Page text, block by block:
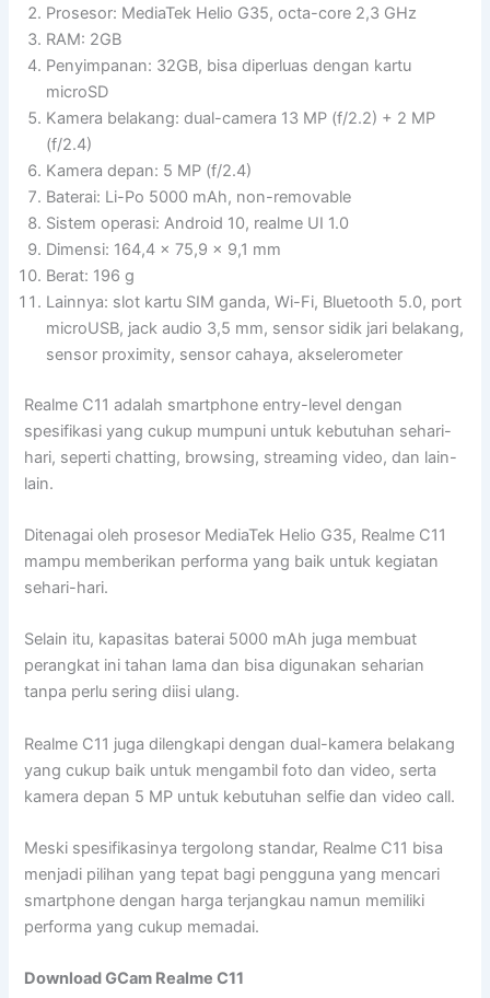
Prosesor: MediaTek Helio G35, octa-core 2,3 GHz
RAM: 2GB
Penyimpanan: 32GB, bisa diperluas dengan kartu
microSD
Kamera belakang: dual-camera 13 MP (f/2.2) + 2 MP
(f/2.4)
Kamera depan: 5 MP (f/2.4)
Baterai: Li-Po 5000 mAh, non-removable
Sistem operasi: Android 10, realme UI 1.0
Dimensi: 164,4 x 75,9 x 9,1 mm
Berat: 196 g
Lainnya: slot kartu SIM ganda, Wi-Fi, Bluetooth 5.0, port
microUSB, jack audio 3,5 mm, sensor sidik jari belakang,
sensor proximity, sensor cahaya, akselerometer
Realme C11 adalah smartphone entry-level dengan
spesifikasi yang cukup mumpuni untuk kebutuhan sehari-
hari, seperti chatting, browsing, streaming video, dan lain-
lain.
Ditenagai oleh prosesor MediaTek Helio G35, Realme C11
mampu memberikan performa yang baik untuk kegiatan
sehari-hari.
Selain itu, kapasitas baterai 5000 mAh juga membuat
perangkat ini tahan lama dan bisa digunakan seharian
tanpa perlu sering diisi ulang.
Realme C11 juga dilengkapi dengan dual-kamera belakang
yang cukup baik untuk mengambil foto dan video, serta
kamera depan 5 MP untuk kebutuhan selfie dan video call.
Meski spesifikasinya tergolong standar, Realme C11 bisa
menjadi pilihan yang tepat bagi pengguna yang mencari
smartphone dengan harga terjangkau namun memiliki
performa yang cukup memadai.
Download GCam Realme C11